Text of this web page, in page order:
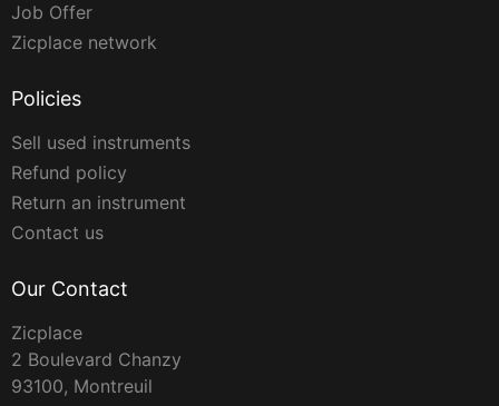
Job Offer
Zicplace network
Policies
Sell used instruments
Refund policy
Return an instrument
Contact us
Our Contact
Zicplace
2 Boulevard Chanzy
93100, Montreuil